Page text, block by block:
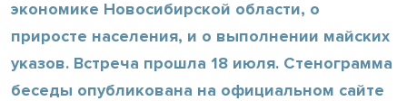
экономике Новосибирской области, о
приросте населения, и о выполнении майских
указов. Встреча прошла 18 июля. Стенограмма
беседы опубликована на официальном сайте